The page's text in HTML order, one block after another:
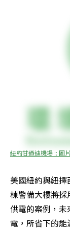
紐約甘迺迪機場 :: 圖
美國紐約與紐
棟警備大樓將
供電的案例，
電，所省下的能